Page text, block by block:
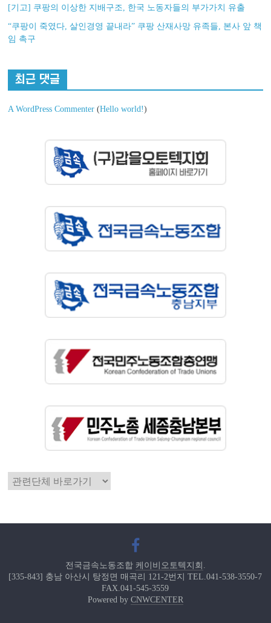
[기고] 쿠팡의 이상한 지배구조, 한국 노동자들의 부가가치 유출
“쿠팡이 죽였다, 살인경영 끝내라” 쿠팡 산재사망 유족들, 본사 앞 책
임 촉구
최근 댓글
A WordPress Commenter (Hello world!)
전국금속노동조합 케이비오토텍지회 .
[335-843] 충남 아산시 탕정면 매곡리 121-2번지 TEL.041-538-3550-7
FAX.041-545-3559
Powered by CNWCENTER